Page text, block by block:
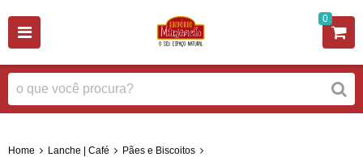
0
Home Lanche | Café
Pães e Biscoitos